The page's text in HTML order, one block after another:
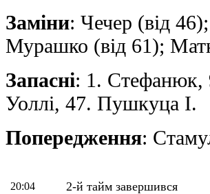
Заміни: Чечер (від
Мурашко (від 61);
Запасні: 1. Стефанюк,
Уоллі, 47. Пушкуца І.
Попередження:
20:04 2-й тайм завершився